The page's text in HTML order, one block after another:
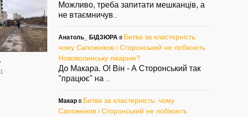
Найгарніший
будинок у
Нововолинську
якраз на Різдво
Можливо, треба запитати мешканців, а
не втаємничув
Анатоль_ БІДЗЮРА в Битва за кластерність:
чому Сапожніков і Сторонський не лобіюють
Нововолинську лікарню?
До Макара. О! Він - А Сторонський так
"працює" на
Макар в Битва за кластерність: чому
Сапожніков і Сторонський не лобіюють